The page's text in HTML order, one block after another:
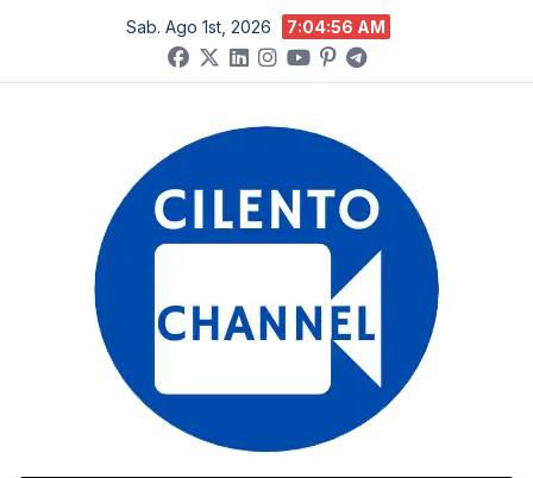
contenuto
Sab. Ago 1st, 2026 7:04:57 AM